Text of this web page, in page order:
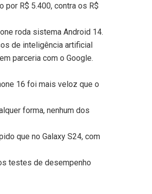
por R$ 5.400, contra os R$
roda sistema Android 14.
de inteligência artificial
parceria com o Google.
16 foi mais veloz que o
forma, nenhum dos
que no Galaxy S24, com
testes de desempenho